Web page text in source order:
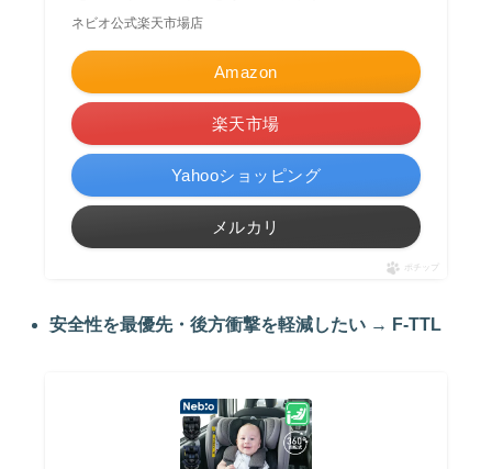
ネビオ公式楽天市場店
Amazon
楽天市場
Yahooショッピング
メルカリ
ポチップ
安全性を最優先・後方衝撃を軽減したい → F‑TTL